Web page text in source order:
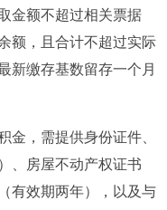
金额不超过相关票据
额，且合计不超过实际
新缴存基数留存一个月
金，需提供身份证件、
、房屋不动产权证书
有效期两年），以及与